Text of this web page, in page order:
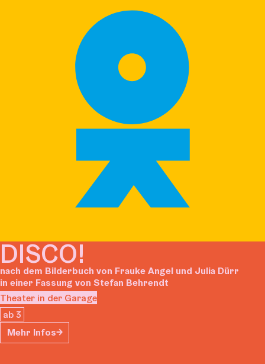
DISCO!
nach dem Bilderbuch von Frauke Angel und Julia Dürr
in einer Fassung von Stefan Behrendt
Theater in der Garage
ab 3
Mehr Infos